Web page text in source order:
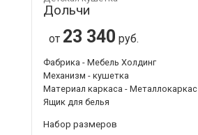
Дольчи
от 23 340 руб.
Фабрика - Мебель Холдинг
Механизм - кушетка
Материал каркаса - Металлокаркас
Ящик для белья
Набор размеров